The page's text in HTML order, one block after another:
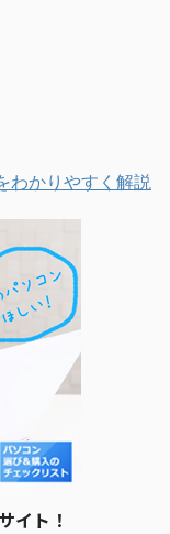
わかりやすく解説
イト！